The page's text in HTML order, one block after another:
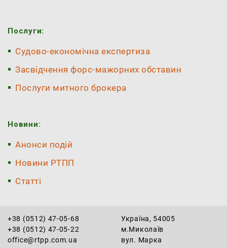
Послуги:
Судово-економічна експертиза
Засвідчення форс-мажорних обставин
Послуги митного брокера
Новини:
Анонси подій
Новини РТПП
Статті
+38 (0512) 47-05-68
+38 (0512) 47-05-22
office@rtpp.com.ua
Україна, 54005
м.Миколаїв
вул. Марка